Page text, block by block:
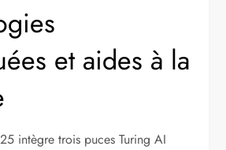
et aides à la
intègre trois puces Turing AI